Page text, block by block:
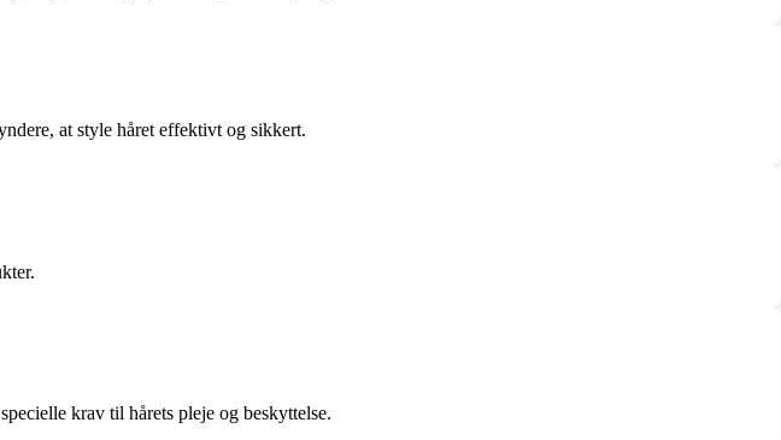
at style håret effektivt og sikkert.
krav til hårets pleje og beskyttelse.